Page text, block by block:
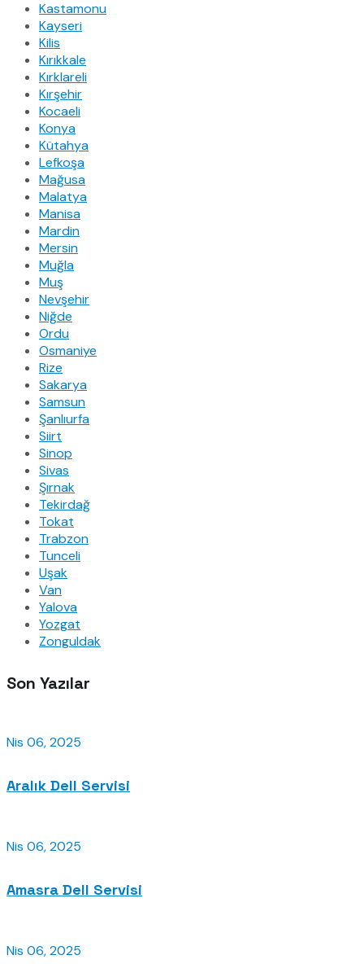
Kastamonu
Kayseri
Kilis
Kırıkkale
Kırklareli
Kırşehir
Kocaeli
Konya
Kütahya
Lefkoşa
Mağusa
Malatya
Manisa
Mardin
Mersin
Muğla
Muş
Nevşehir
Niğde
Ordu
Osmaniye
Rize
Sakarya
Samsun
Şanlıurfa
Siirt
Sinop
Sivas
Şırnak
Tekirdağ
Tokat
Trabzon
Tunceli
Uşak
Van
Yalova
Yozgat
Zonguldak
Son Yazılar
Nis 06, 2025
Aralık Dell Servisi
Nis 06, 2025
Amasra Dell Servisi
Nis 06, 2025